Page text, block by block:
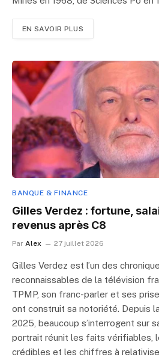
EN SAVOIR PLUS
BANQUE & FINANCE
Gilles Verdez : fortune,
revenus après C8
Par Alex 27 juillet 2026
Gilles Verdez est l’un des
reconnaissables de la télévision
TPMP, son franc-parler et ses
ont construit sa notoriété. Depuis
2025, beaucoup s’interrogent sur
portrait réunit les faits vérifiables,
crédibles et les chiffres à